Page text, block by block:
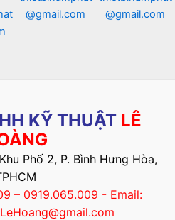
@gmail.com
@gmail.com
KỸ THUẬT LÊ
Phố 2, P. Bình Hưng Hòa,
– 0919.065.009 - Email: